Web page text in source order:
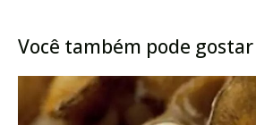
Você também pode gostar